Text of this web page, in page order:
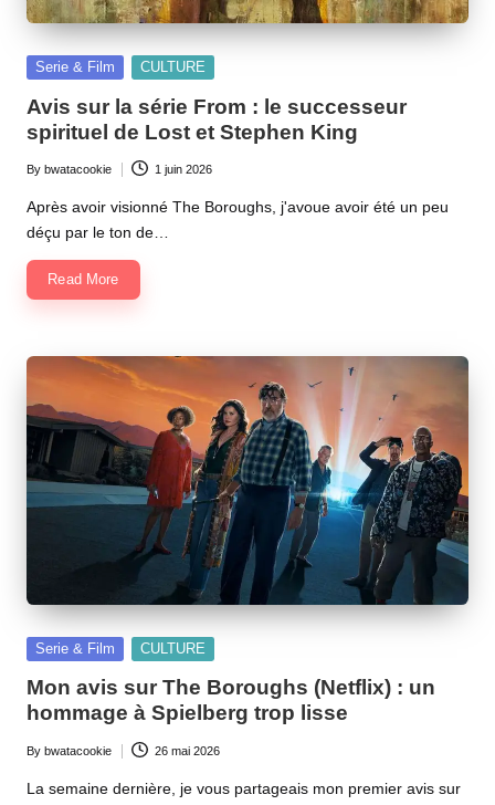
Posted
Serie & Film CULTURE
Avis sur la série From : le successeur
spirituel de Lost et Stephen King
Posted
by
By bwatacookie 1 juin 2026
Après avoir visionné The Boroughs, j'avoue avoir été un peu
déçu par le ton de…
Read More
Posted
Serie & Film CULTURE
Mon avis sur The Boroughs (Netflix) : un
hommage à Spielberg trop lisse
Posted
by
By bwatacookie 26 mai 2026
La semaine dernière, je vous partageais mon premier avis sur